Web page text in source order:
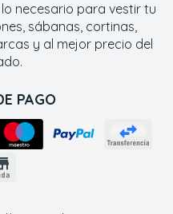
necesario para vestir tu
sábanas, cortinas,
y al mejor precio del
PAGO